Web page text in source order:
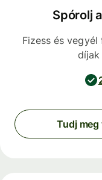
Spórolj
Fizess és
díjak
Tudj